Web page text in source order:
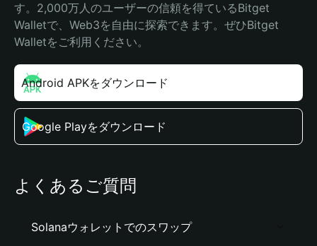
す。2,000万人のユーザーの信頼を得ているBitget
Walletで、Web3を自由に探索できます。ぜひBitget
Walletをご利用ください。
Android APKをダウンロード
Google Playをダウンロード
よくあるご質問
Solanaウォレットでのスワップ